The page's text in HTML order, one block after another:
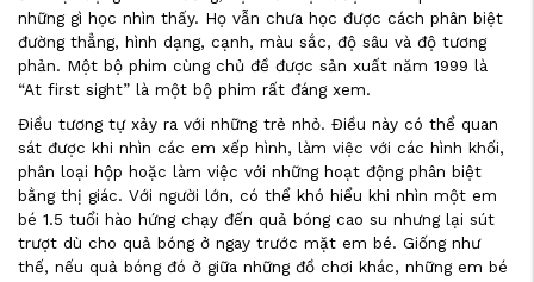
những gì học nhìn thấy. Họ vẫn chưa học được cách phân biệt
đường thẳng, hình dạng, cạnh, màu sắc, độ sâu và độ tương
phản. Một bộ phim cùng chủ đề được sản xuất năm 1999 là
“At first sight” là một bộ phim rất đáng xem.
Điều tương tự xảy ra với những trẻ nhỏ. Điều này có thể quan
sát được khi nhìn các em xếp hình, làm việc với các hình khối,
phân loại hộp hoặc làm việc với những hoạt động phân biệt
bằng thị giác. Với người lớn, có thể khó hiểu khi nhìn một em
bé 1.5 tuổi hào hứng chạy đến quả bóng cao su nhưng lại sút
trượt dù cho quả bóng ở ngay trước mặt em bé. Giống như
thế, nếu quả bóng đó ở giữa những đồ chơi khác, những em bé